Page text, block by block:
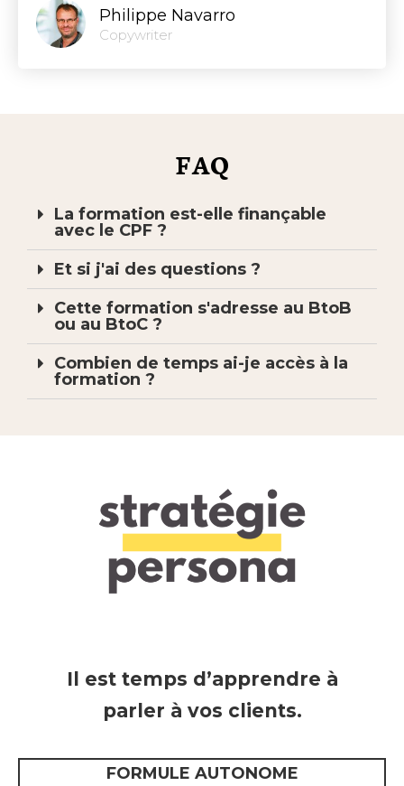
Philippe Navarro
Copywriter
FAQ
La formation est-elle finançable
avec le CPF ?
Et si j'ai des questions ?
Cette formation s'adresse au BtoB
ou au BtoC ?
Combien de temps ai-je accès à la
formation ?
Il est temps d’apprendre à
parler à vos clients.
FORMULE AUTONOME